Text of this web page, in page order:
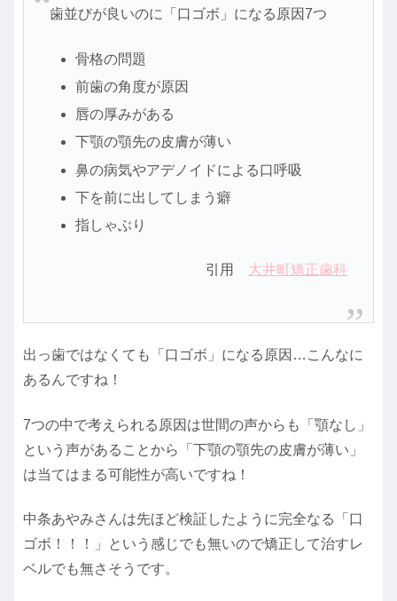
歯並びが良いのに「口ゴボ」になる原因7つ
骨格の問題
前歯の角度が原因
唇の厚みがある
下顎の顎先の皮膚が薄い
鼻の病気やアデノイドによる口呼吸
下を前に出してしまう癖
指しゃぶり
引用 大井町矯正歯科
出っ歯ではなくても「口ゴボ」になる原因…こんなに
あるんですね！
7つの中で考えられる原因は世間の声からも「顎なし」
という声があることから「下顎の顎先の皮膚が薄い」
は当てはまる可能性が高いですね！
中条あやみさんは先ほど検証したように完全なる「口
ゴボ！！！」という感じでも無いので矯正して治すレ
ベルでも無さそうです。